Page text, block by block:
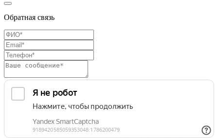
Обратная связь